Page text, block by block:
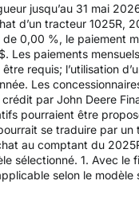
jusqu’au 31 mai
d’un tracteur
0,00 %, le paiement
Les paiements
requis; l’utilisation
Les
par John Deere
pourraient être
se traduire par
au comptant du
sélectionné. 1. Avec
selon le